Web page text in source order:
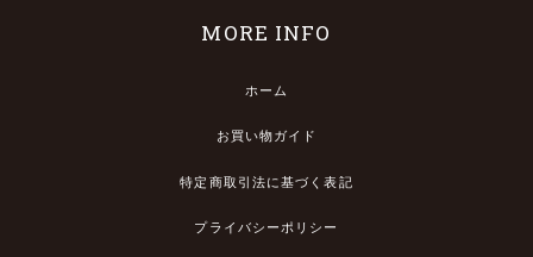
MORE INFO
ホーム
お買い物ガイド
特定商取引法に基づく表記
プライバシーポリシー